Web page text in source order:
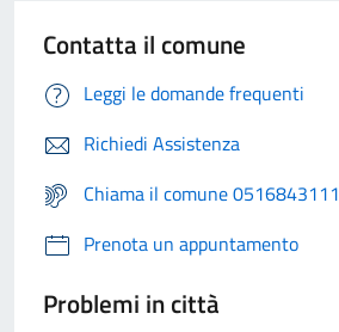
Contatta il comune
Leggi le domande frequenti
Richiedi Assistenza
Chiama il comune 0516843111
Prenota un appuntamento
Problemi in città